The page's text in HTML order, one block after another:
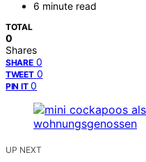
6 minute read
TOTAL
0
Shares
SHARE 0
TWEET 0
PIN IT 0
UP NEXT